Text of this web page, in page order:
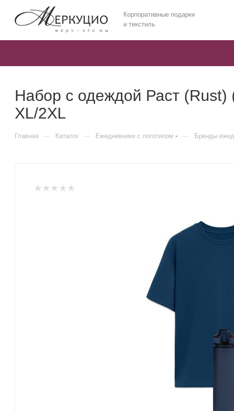
Корпоративные подарки
и текстиль
Набор с одеждой Раст (Rust)
XL/2XL
Главная — Каталог — Ежедневники c логотипом — Бренды